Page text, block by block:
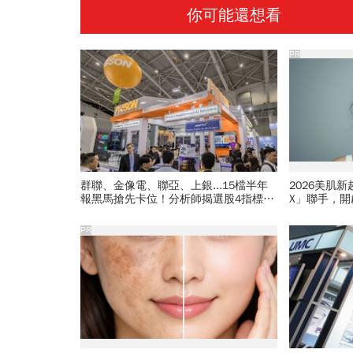
你可能還想看
群聯、金像電、聯亞、上銀...15檔半年
報黑馬搶先卡位！分析師揭選股4指標...
2026美肌新
X」聯手，
PR
PR